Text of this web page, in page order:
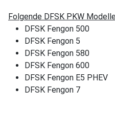
Folgende DFSK PKW
DFSK Fengon 500
DFSK Fengon 5
DFSK Fengon 580
DFSK Fengon 600
DFSK Fengon E5 PHEV
DFSK Fengon 7